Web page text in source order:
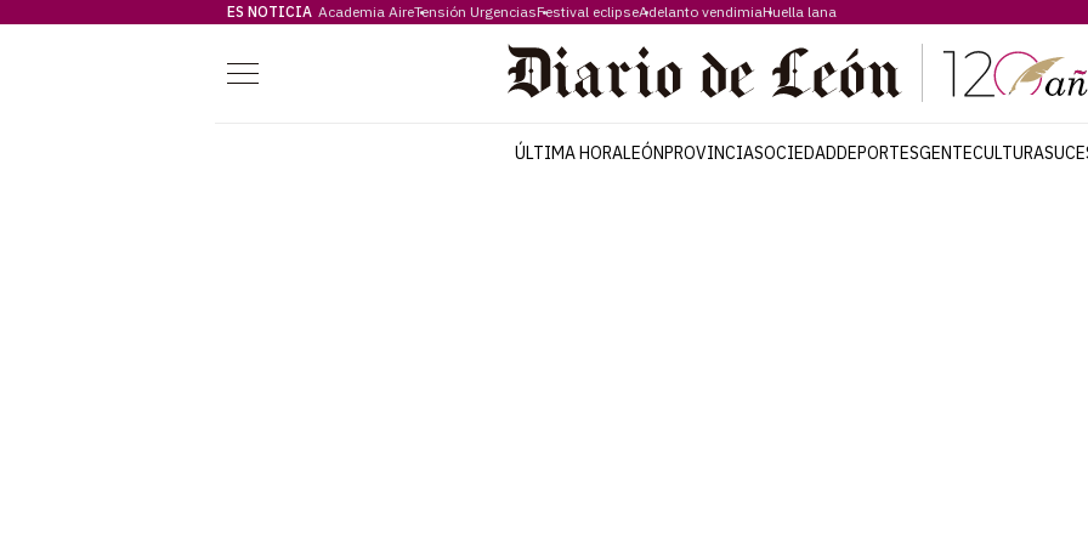
ES NOTICIA Academia AireTensión UrgenciasFestival eclipseAdelanto vendimiaHuella lana
Menú
ÚLTIMA HORALEÓNPROVINCIASOCIEDADDEPORTESGENTECULTURA